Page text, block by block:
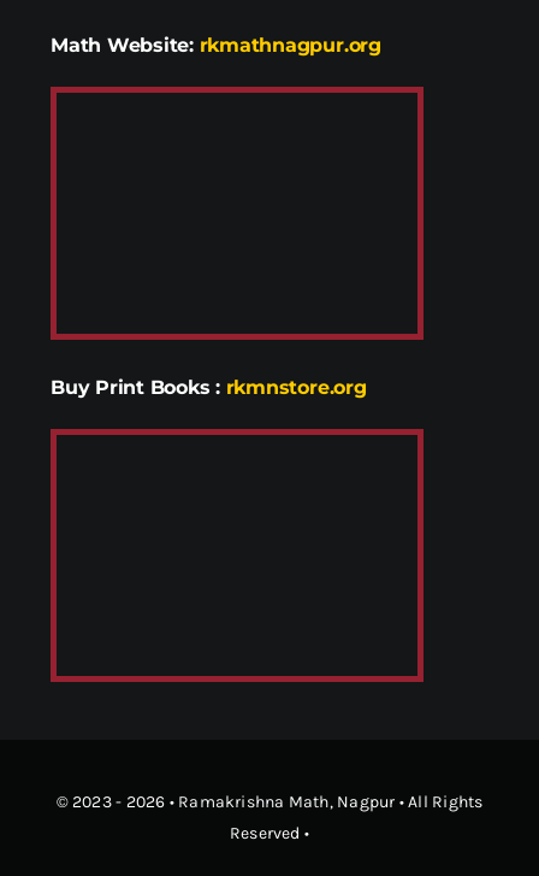
Math Website: rkmathnagpur.org
Buy Print Books : rkmnstore.org
© 2023 - 2026 • Ramakrishna Math, Nagpur • All Rights
Reserved •